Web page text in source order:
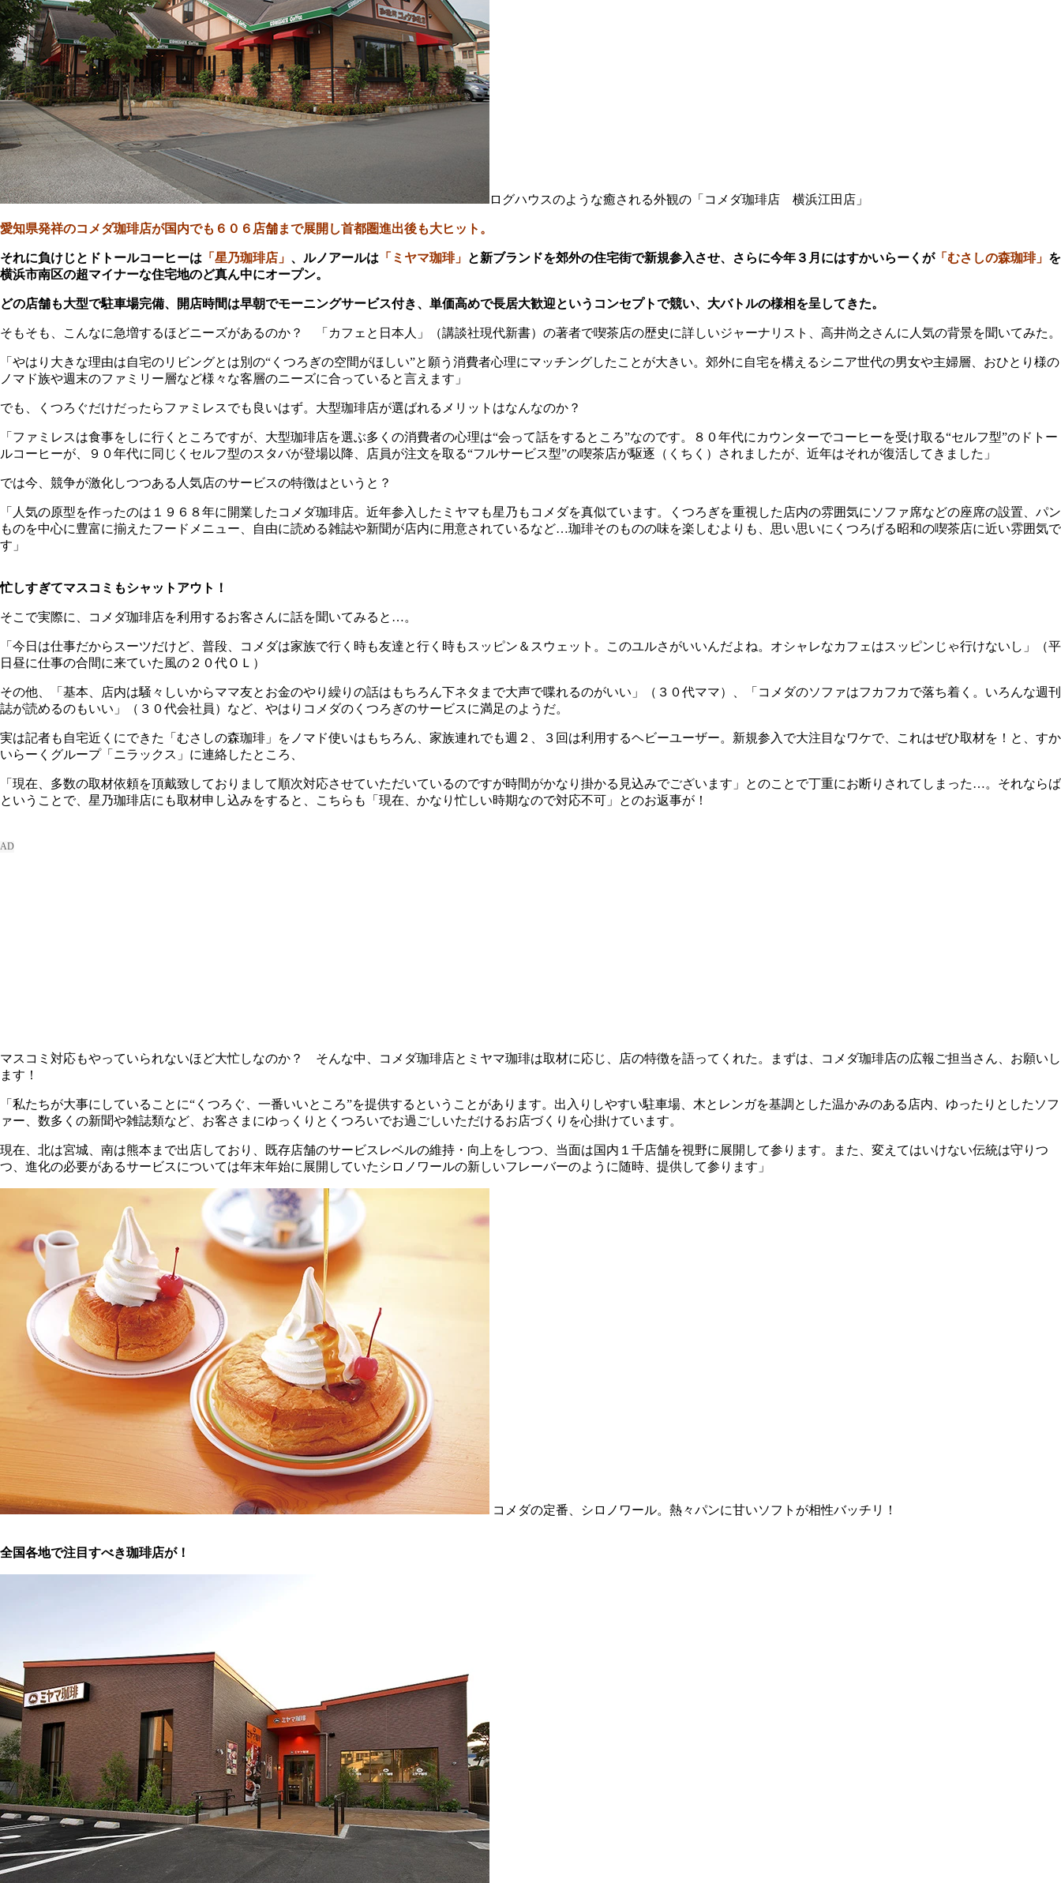
ログハウスのような癒される外観の「コメダ珈琲店 横浜江田店」
愛知県発祥のコメダ珈琲店が国内でも６０６店舗まで展開し首都圏進出後も大ヒット。
それに負けじとドトールコーヒーは 「星乃珈琲店」 、ルノアールは 「ミヤマ珈琲」 と新ブランドを郊外の住宅街で新規参入させ、さらに今年３月にはすかいらーくが「むさしの森珈琲」 を
横浜市南区の超マイナーな住宅地のど真ん中にオープン。
どの店舗も大型で駐車場完備、開店時間は早朝でモーニングサービス付き、単価高めで長居大歓迎というコンセプトで競い、大バトルの様相を呈してきた。
そもそも、こんなに急増するほどニーズがあるのか？ 「カフェと日本人」（講談社現代新書）の著者で喫茶店の歴史に詳しいジャーナリスト、高井尚之さんに人気の背景を聞いてみた。
「やはり大きな理由は自宅のリビングとは別の“くつろぎの空間がほしい”と願う消費者心理にマッチングしたことが大きい。郊外に自宅を構えるシニア世代の男女や主婦層、おひとり様の
ノマド族や週末のファミリー層など様々な客層のニーズに合っていると言えます」
でも、くつろぐだけだったらファミレスでも良いはず。大型珈琲店が選ばれるメリットはなんなのか？
「ファミレスは食事をしに行くところですが、大型珈琲店を選ぶ多くの消費者の心理は“会って話をするところ”なのです。８０年代にカウンターでコーヒーを受け取る“セルフ型”のドトー
ルコーヒーが、９０年代に同じくセルフ型のスタバが登場以降、店員が注文を取る“フルサービス型”の喫茶店が駆逐（くちく）されましたが、近年はそれが復活してきました」
では今、競争が激化しつつある人気店のサービスの特徴はというと？
「人気の原型を作ったのは１９６８年に開業したコメダ珈琲店。近年参入したミヤマも星乃もコメダを真似ています。くつろぎを重視した店内の雰囲気にソファ席などの座席の設置、パン
ものを中心に豊富に揃えたフードメニュー、自由に読める雑誌や新聞が店内に用意されているなど…珈琲そのものの味を楽しむよりも、思い思いにくつろげる昭和の喫茶店に近い雰囲気で
す」
忙しすぎてマスコミもシャットアウト！
そこで実際に、コメダ珈琲店を利用するお客さんに話を聞いてみると…。
「今日は仕事だからスーツだけど、普段、コメダは家族で行く時も友達と行く時もスッピン＆スウェット。このユルさがいいんだよね。オシャレなカフェはスッピンじゃ行けないし」（平
日昼に仕事の合間に来ていた風の２０代ＯＬ）
その他、「基本、店内は騒々しいからママ友とお金のやり繰りの話はもちろん下ネタまで大声で喋れるのがいい」（３０代ママ）、「コメダのソファはフカフカで落ち着く。いろんな週刊
誌が読めるのもいい」（３０代会社員）など、やはりコメダのくつろぎのサービスに満足のようだ。
実は記者も自宅近くにできた「むさしの森珈琲」をノマド使いはもちろん、家族連れでも週２、３回は利用するヘビーユーザー。新規参入で大注目なワケで、これはぜひ取材を！と、すか
いらーくグループ「ニラックス」に連絡したところ、
「現在、多数の取材依頼を頂戴致しておりまして順次対応させていただいているのですが時間がかなり掛かる見込みでございます」とのことで丁重にお断りされてしまった…。それならば
ということで、星乃珈琲店にも取材申し込みをすると、こちらも「現在、かなり忙しい時期なので対応不可」とのお返事が！
マスコミ対応もやっていられないほど大忙しなのか？ そんな中、コメダ珈琲店とミヤマ珈琲は取材に応じ、店の特徴を語ってくれた。まずは、コメダ珈琲店の広報ご担当さん、お願いし
ます！
「私たちが大事にしていることに“くつろぐ、一番いいところ”を提供するということがあります。出入りしやすい駐車場、木とレンガを基調とした温かみのある店内、ゆったりとしたソフ
ァー、数多くの新聞や雑誌類など、お客さまにゆっくりとくつろいでお過ごしいただけるお店づくりを心掛けています。
現在、北は宮城、南は熊本まで出店しており、既存店舗のサービスレベルの維持・向上をしつつ、当面は国内１千店舗を視野に展開して参ります。また、変えてはいけない伝統は守りつ
つ、進化の必要があるサービスについては年末年始に展開していたシロノワールの新しいフレーバーのように随時、提供して参ります」
コメダの定番、シロノワール。熱々パンに甘いソフトが相性バッチリ！
全国各地で注目すべき珈琲店が！